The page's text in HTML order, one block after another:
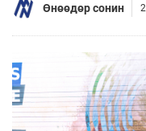
Өнөөдөр сонин